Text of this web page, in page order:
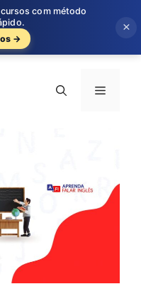
Menu
cursos com método
→
×